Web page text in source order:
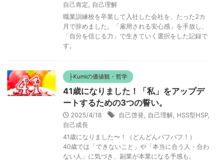
自己肯定
自己理解
職業訓練校を卒業して入社した会社を、たった2カ
月で辞めました。「雇用される安心感」を手放し、
「自分を信じる力」で生きていく選択をした記録で
す。
├Kumiの価値観・哲学
41歳になりました！「私」をアップデ
ートするための3つの誓い。
2025/4/18 自己啓発 自己理解 HSS型HSP,
自己成長
41歳になりました〜！（どんどんパフパフ！）
40歳では「できないこと」や「本当に合う人・合わ
ない人」に気づき、副業が本業になる予感も。